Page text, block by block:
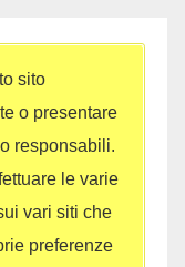
sito
o presentare
responsabili.
le varie
vari siti che
preferenze